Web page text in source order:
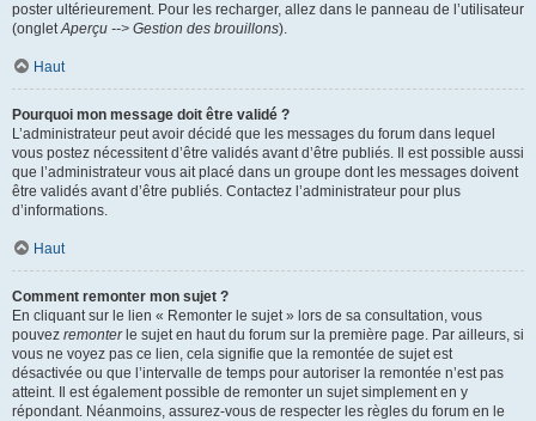
poster ultérieurement. Pour les recharger, allez dans le panneau de l’utilisateur
(ongletAperçu --> Gestion des brouillons).
Haut
Pourquoi mon message doit être validé ?
L’administrateur peut avoir décidé que les messages du forum dans lequel
vous postez nécessitent d’être validés avant d’être publiés. Il est possible aussi
que l’administrateur vous ait placé dans un groupe dont les messages doivent
être validés avant d’être publiés. Contactez l’administrateur pour plus
d’informations.
Haut
Comment remonter mon sujet ?
En cliquant sur le lien « Remonter le sujet » lors de sa consultation, vous
pouvez remonterle sujet en haut du forum sur la première page. Par ailleurs, si
vous ne voyez pas ce lien, cela signifie que la remontée de sujet est
désactivée ou que l’intervalle de temps pour autoriser la remontée n’est pas
atteint. Il est également possible de remonter un sujet simplement en y
répondant. Néanmoins, assurez-vous de respecter les règles du forum en le